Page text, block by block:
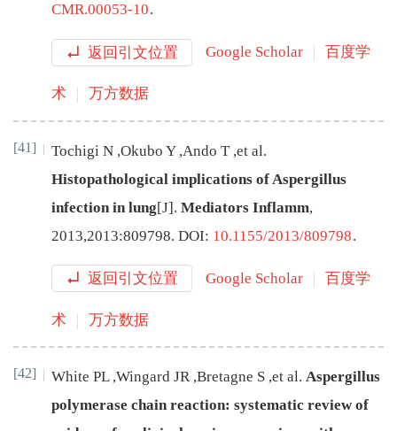
CMR.00053-10.
返回引文位置 Google Scholar 百度学
术 万方数据
[41] Tochigi N ,Okubo Y ,Ando T ,et al.
Histopathological implications of Aspergillus
infection in lung[J]. Mediators Inflamm,
2013,2013:809798. DOI: 10.1155/2013/809798.
返回引文位置 Google Scholar 百度学
术 万方数据
[42] White PL ,Wingard JR ,Bretagne S ,et al. Aspergillus
polymerase chain reaction: systematic review of